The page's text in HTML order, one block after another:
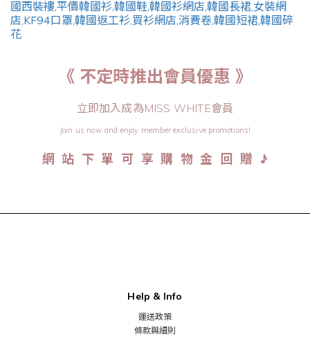
《 不定時推出會員優惠 》
立即加入成為MISS WHITE會員
Join us now and enjoy member exclusive promotions!
網 站 下 單 可 享 購 物 金 回 贈 ♪
Help & Info
運送政策
條款與細則